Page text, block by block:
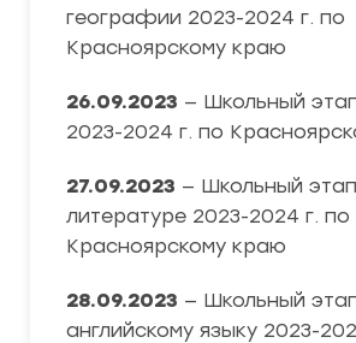
географии 2023-2024 г. по
Красноярскому краю
26.09.2023 — Школьный
2023-2024 г. по
27.09.2023 — Школьный
литературе 2023-2024 г. по
Красноярскому краю
28.09.2023 — Школьный
английскому языку 2023-